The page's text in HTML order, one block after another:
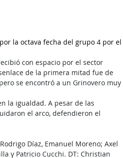
la octava fecha del grupo 4 por el
con espacio por el sector
de la primera mitad fue de
se encontró a un Grinovero muy
la igualdad. A pesar de las
el arco, defendieron el
Díaz, Emanuel Moreno; Axel
y Patricio Cucchi. DT: Christian